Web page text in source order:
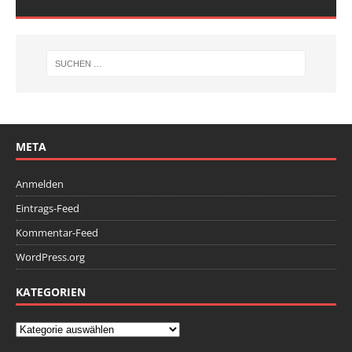
META
Anmelden
Eintrags-Feed
Kommentar-Feed
WordPress.org
KATEGORIEN